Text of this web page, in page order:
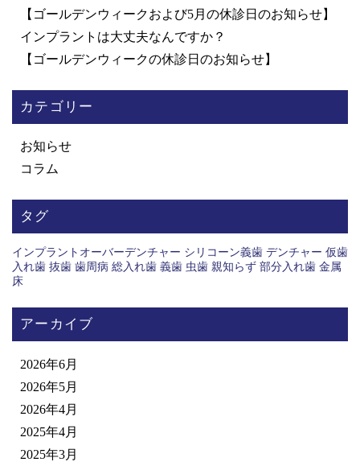
【ゴールデンウィークおよび5月の休診日のお知らせ】
インプラントは大丈夫なんですか？
【ゴールデンウィークの休診日のお知らせ】
カテゴリー
お知らせ
コラム
タグ
インプラントオーバーデンチャー シリコーン義歯 デンチャー 仮歯
入れ歯 抜歯 歯周病 総入れ歯 義歯 虫歯 親知らず 部分入れ歯 金属
床
アーカイブ
2026年6月
2026年5月
2026年4月
2025年4月
2025年3月